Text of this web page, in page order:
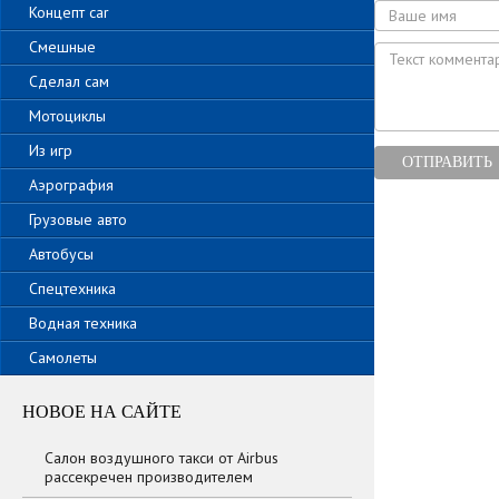
ОТПРАВИТЬ
Концепт car
Смешные
Сделал сам
Мотоциклы
Из игр
Аэрография
Грузовые авто
Автобусы
Спецтехника
Водная техника
Самолеты
НОВОЕ НА САЙТЕ
Салон воздушного такси от Airbus
рассекречен производителем